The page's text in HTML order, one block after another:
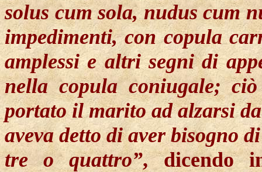
solus cum sola, nudus cum
impedimenti, con copula
amplessi e altri segni di
nella copula coniugale;
portato il marito ad alzarsi
aveva detto di aver bisogno
tre o quattro”, dicendo